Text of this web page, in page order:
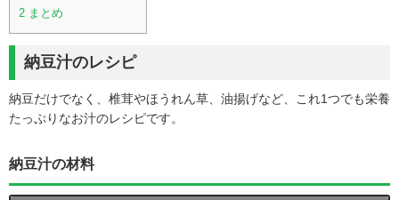
2 まとめ
納豆汁のレシピ
納豆だけでなく、椎茸やほうれん草、油揚げなど、これ1つでも栄養
たっぷりなお汁のレシピです。
納豆汁の材料